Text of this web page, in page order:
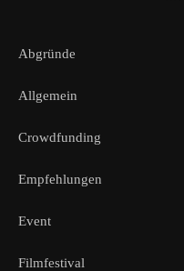
Abgründe
Allgemein
Crowdfunding
Empfehlungen
Event
Filmfestival